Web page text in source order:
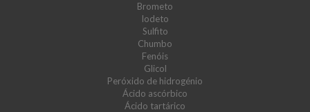
Brometo
Iodeto
Sulfito
Chumbo
Fenóis
Glicol
Peróxido de hidrogénio
Ácido ascórbico
Ácido tartárico